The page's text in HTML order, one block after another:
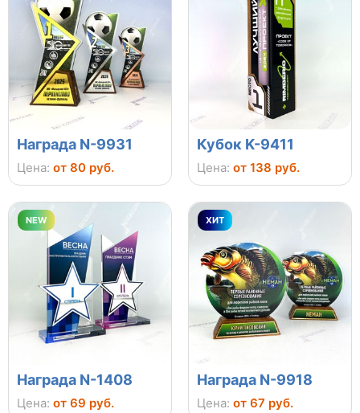
Награда N-9931
Цена: от 80 руб.
Кубок K-9411
Цена: от 138 руб.
NEW
Награда N-1408
Цена: от 69 руб.
ХИТ
Награда N-9918
Цена: от 67 руб.